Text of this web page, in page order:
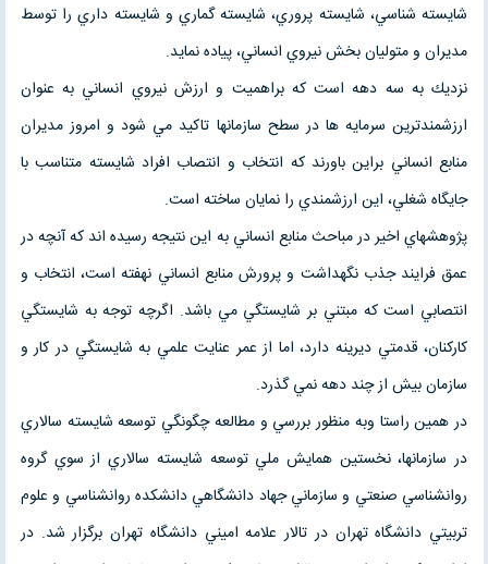
شايسته شناسي، شايسته پروري، شايسته گماري و شايسته داري را توسط
مديران و متوليان بخش نيروي انساني، پياده نمايد.
نزديك به سه دهه است كه براهميت و ارزش نيروي انساني به عنوان
ارزشمندترين سرمايه ها در سطح سازمانها تاكيد مي شود و امروز مديران
منابع انساني براين باورند كه انتخاب و انتصاب افراد شايسته متناسب با
جايگاه شغلي، اين ارزشمندي را نمايان ساخته است.
پژوهشهاي اخير در مباحث منابع انساني به اين نتيجه رسيده اند كه آنچه در
عمق فرايند جذب نگهداشت و پرورش منابع انساني نهفته است، انتخاب و
انتصابي است كه مبتني بر شايستگي مي باشد. اگرچه توجه به شايستگي
كاركنان، قدمتي ديرينه دارد، اما از عمر عنايت علمي به شايستگي در كار و
سازمان بيش از چند دهه نمي گذرد.
در همين راستا وبه منظور بررسي و مطالعه چگونگي توسعه شايسته سالاري
در سازمانها، نخستين همايش ملي توسعه شايسته سالاري از سوي گروه
روانشناسي صنعتي و سازماني جهاد دانشگاهي دانشكده روانشناسي و علوم
تربيتي دانشگاه تهران در تالار علامه اميني دانشگاه تهران برگزار شد. در